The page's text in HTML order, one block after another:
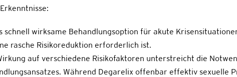
schnell wirksame Behandlungsoption für akute
rasche Risikoreduktion erforderlich ist.
auf verschiedene Risikofaktoren unterstreicht die
Während Degarelix offenbar effektiv sexuelle